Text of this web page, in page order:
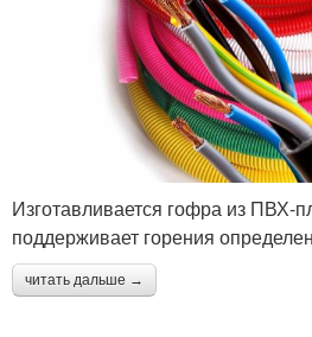
Изготавливается гофра из ПВХ-
поддерживает горения
читать дальше →